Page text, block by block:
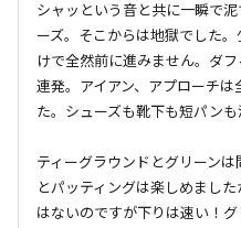
シャッという音と共に一瞬で
ーズ。そこからは地獄でした
けで全然前に進みません。ダ
連発。アイアン、アプローチ
た。シューズも靴下も短パンも
ティーグラウンドとグリーン
とパッティングは楽しめまし
はないのですが下りは速い！